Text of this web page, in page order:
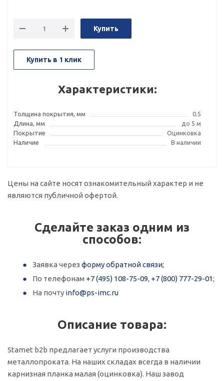
Купить
Купить в 1 клик
Характеристики:
Толщина покрытия, мм
0.5
Длина, мм
до 5 м
Покрытие
Оцинковка
Наличие
В наличии
Цены на сайте носят ознакомительный характер и не
являются публичной офертой.
Сделайте заказ одним из
способов:
Заявка через форму обратной связи;
По телефонам +7 (495) 108-75-09, +7 (800) 777-29-01;
На почту info@ps-imc.ru
Описание товара:
Stamet b2b предлагает услуги производства
металлопроката. На наших складах всегда в наличии
карнизная планка малая (оцинковка). Наш завод